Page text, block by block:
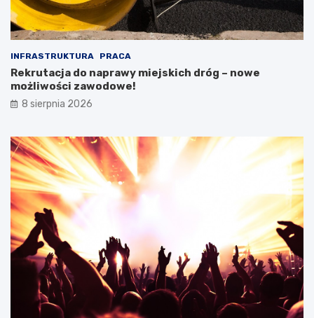
INFRASTRUKTURA PRACA
Rekrutacja do naprawy miejskich dróg – nowe
możliwości zawodowe!
8 sierpnia 2026